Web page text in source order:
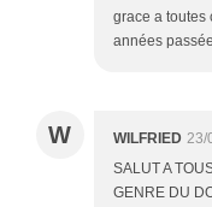
grace a toutes
années
W WILFRIED 23/
SALUT A
GENRE DU